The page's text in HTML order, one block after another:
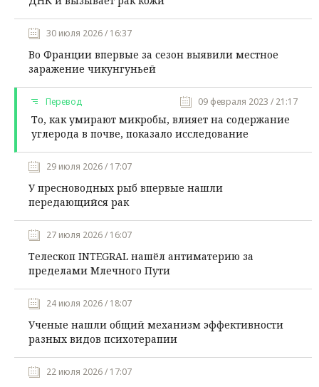
30 июля 2026 / 16:37
Во Франции впервые за сезон выявили местное
заражение чикунгуньей
Перевод 09 февраля 2023 / 21:17
То, как умирают микробы, влияет на содержание
углерода в почве, показало исследование
29 июля 2026 / 17:07
У пресноводных рыб впервые нашли
передающийся рак
27 июля 2026 / 16:07
Телескоп INTEGRAL нашёл антиматерию за
пределами Млечного Пути
24 июля 2026 / 18:07
Ученые нашли общий механизм эффективности
разных видов психотерапии
22 июля 2026 / 17:07